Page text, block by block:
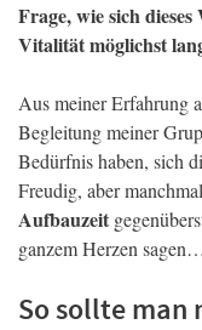
Frage, wie sich
Vitalität möglichst
Aus meiner Erfahrung
Begleitung meiner
Bedürfnis haben, sich
Freudig, aber
Aufbauzeit
ganzem Herzen
So sollte man